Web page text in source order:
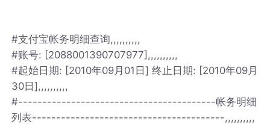
#支付宝帐务明细查询,,,,,,,,,,
#账号: [2088001390707977],,,,,,,,,,
#起始日期: [2010年09月01日] 终止日期: [2010年09月
30日],,,,,,,,,,
#-----------------------------------------帐务明细
列表----------------------------------------,,,,,,,,,,